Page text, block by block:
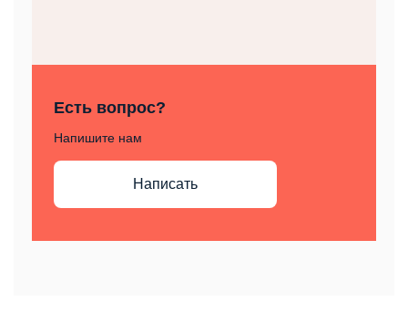
Есть вопрос?
Напишите нам
Написать